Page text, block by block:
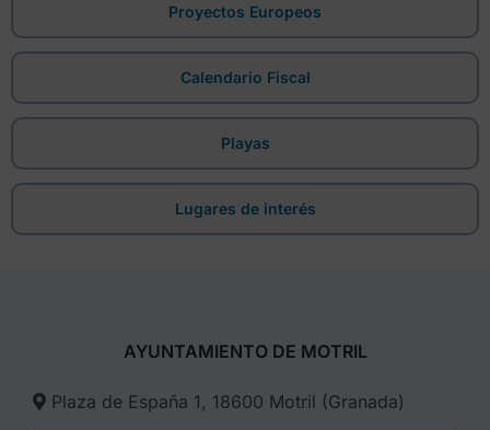
Proyectos Europeos
Calendario Fiscal
Playas
Lugares de interés
AYUNTAMIENTO DE MOTRIL
Plaza de España 1, 18600 Motril (Granada)​